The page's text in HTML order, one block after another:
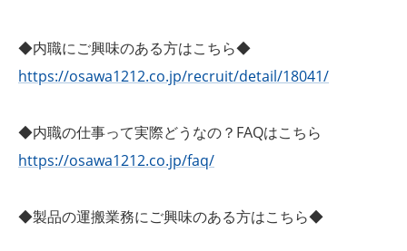
◆内職にご興味のある方はこちら◆
https://osawa1212.co.jp/recruit/detail/18041/
◆内職の仕事って実際どうなの？FAQはこちら
https://osawa1212.co.jp/faq/
◆製品の運搬業務にご興味のある方はこちら◆